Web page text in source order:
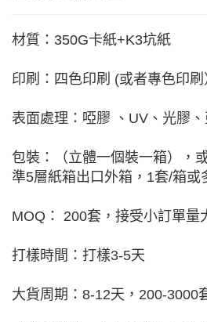
材質：350G卡紙+K3坑紙
印刷：四色印刷 (或者專色印
表面處理：啞膠 、UV、光膠
包裝：（立體一個裝一箱），
準5層紙箱出口外箱，1套/箱或
MOQ： 200套，接受小訂單量
打樣時間：打樣3-5天
大貨周期：8-12天，200-3000